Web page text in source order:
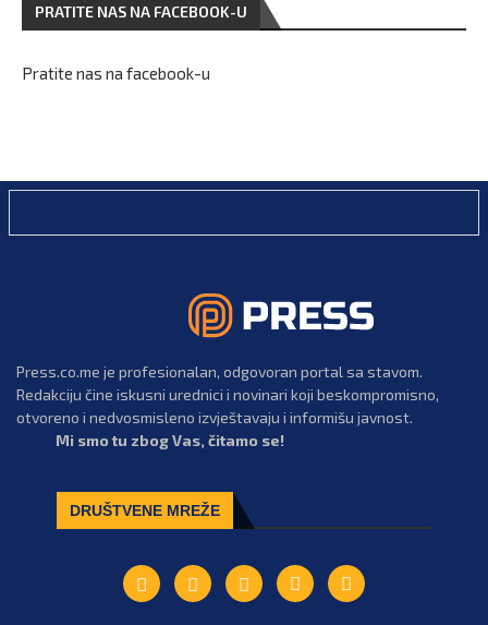
PRATITE NAS NA FACEBOOK-U
Pratite nas na facebook-u
Press.co.me je profesionalan, odgovoran portal sa stavom.
Redakciju čine iskusni urednici i novinari koji beskompromisno,
otvoreno i nedvosmisleno izvještavaju i informišu javnost.
Mi smo tu zbog Vas, čitamo se!
DRUŠTVENE MREŽE